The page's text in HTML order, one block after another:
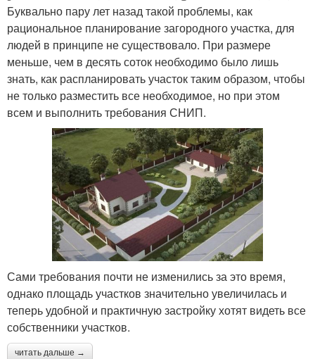
Буквально пару лет назад такой проблемы, как
рациональное планирование загородного участка, для
людей в принципе не существовало. При размере
меньше, чем в десять соток необходимо было лишь
знать, как распланировать участок таким образом, чтобы
не только разместить все необходимое, но при этом
всем и выполнить требования СНИП.
Сами требования почти не изменились за это время,
однако площадь участков значительно увеличилась и
теперь удобной и практичную застройку хотят видеть все
собственники участков.
читать дальше →